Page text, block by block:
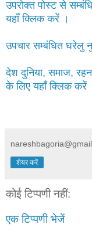
उपरोक्त पोस्ट से
यहाँ क्लिक करें ।
उपचार सम्बंधित घरेलु
देश दुनिया, समाज,
के लिए यहाँ क्लिक करें
शेयर करें
कोई टिप्पणी नहीं:
एक टिप्पणी भेजें